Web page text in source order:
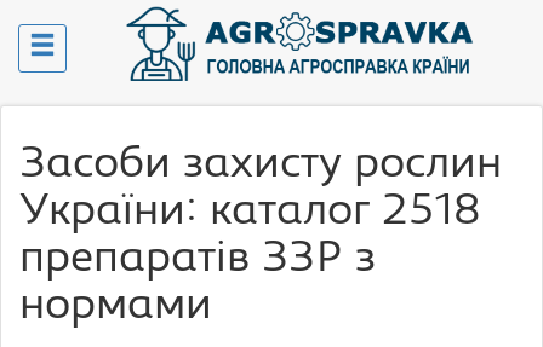
Засоби захисту рослин
України: каталог 2518
препаратів ЗЗР з
нормами